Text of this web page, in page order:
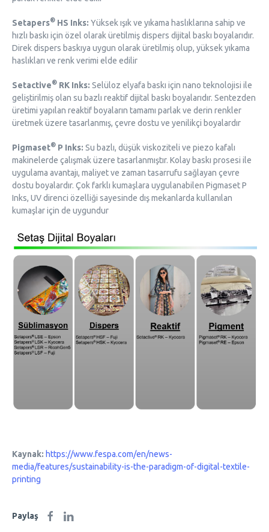
Setapers® HS Inks: Yüksek ışık ve yıkama haslıklarına sahip ve
hızlı baskı için özel olarak üretilmiş dispers dijital baskı boyalarıdır.
Direk dispers baskıya uygun olarak üretilmiş olup, yüksek yıkama
haslıkları ve renk verimi elde edilir
Setactive® RK Inks: Selüloz elyafa baskı için nano teknolojisi ile
geliştirilmiş olan su bazlı reaktif dijital baskı boyalarıdır. Sentezden
üretimi yapılan reaktif boyaların tamamı parlak ve derin renkler
üretmek üzere tasarlanmış, çevre dostu ve yenilikçi boyalardır
Pigmaset® P Inks: Su bazlı, düşük viskoziteli ve piezo kafalı
makinelerde çalışmak üzere tasarlanmıştır. Kolay baskı prosesi ile
uygulama avantajı, maliyet ve zaman tasarrufu sağlayan çevre
dostu boyalardır. Çok farklı kumaşlara uygulanabilen Pigmaset P
Inks, UV direnci özelliği sayesinde dış mekanlarda kullanılan
kumaşlar için de uygundur
Kaynak: https://www.fespa.com/en/news-
media/features/sustainability-is-the-paradigm-of-digital-textile-
printing
Paylaş